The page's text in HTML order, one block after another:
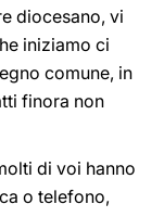
diocesano, vi
iniziamo ci
comune, in
finora non
di voi hanno
o telefono,